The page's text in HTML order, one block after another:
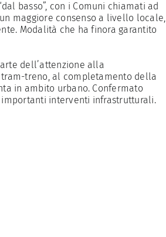
basso”, con i Comuni chiamati ad
maggiore consenso a livello locale,
Modalità che ha finora garantito
dell’attenzione alla
treno, al completamento della
in ambito urbano. Confermato
interventi infrastrutturali.